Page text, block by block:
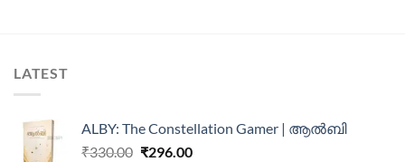
LATEST
ALBY: The Constellation Gamer | ആൽബി
₹330.00 ₹296.00